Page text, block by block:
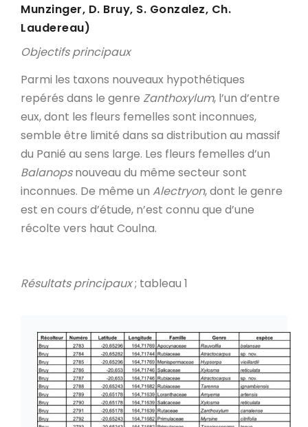
Munzinger, D. Bruy, S. Gonzalez, Ch.
Laudereau)
Objectifs principaux
Parmi les taxons nouveaux hypothétiques
repérés dans le genre Zanthoxylum, l’un d’entre
eux, dont les fleurs femelles sont inconnues,
semble être limité dans sa distribution au massif
du Panié au sens large. Les fleurs femelles d’un
Balanopsnouveau du même secteur sont
inconnues. De même un Alectryon, dont le genre
est en cours d’étude, n’est connu que d’une
récolte vers haut Coulna.
Résultats principaux; tableau 1